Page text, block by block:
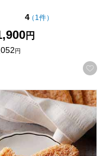
に登録する
4点（5点満点中）
（ 1件の評価
）
円
円
【年間ギフト】
ニューオータニ リー